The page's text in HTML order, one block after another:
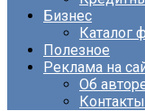
Бизнес
Каталог
Полезное
Реклама на
Об
Контакты